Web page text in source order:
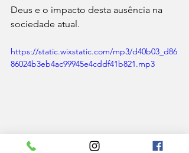
Deus e o impacto desta ausência na
sociedade atual.
https://static.wixstatic.com/mp3/d40b03_d86
86024b3eb4ac99945e4cddf41b821.mp3